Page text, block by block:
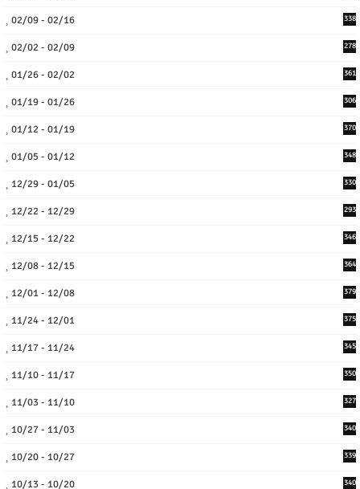
02/09 - 02/16 338
02/02 - 02/09 278
01/26 - 02/02 361
01/19 - 01/26 306
01/12 - 01/19 370
01/05 - 01/12 348
12/29 - 01/05 330
12/22 - 12/29 293
12/15 - 12/22 346
12/08 - 12/15 364
12/01 - 12/08 379
11/24 - 12/01 375
11/17 - 11/24 345
11/10 - 11/17 350
11/03 - 11/10 327
10/27 - 11/03 340
10/20 - 10/27 339
10/13 - 10/20 340